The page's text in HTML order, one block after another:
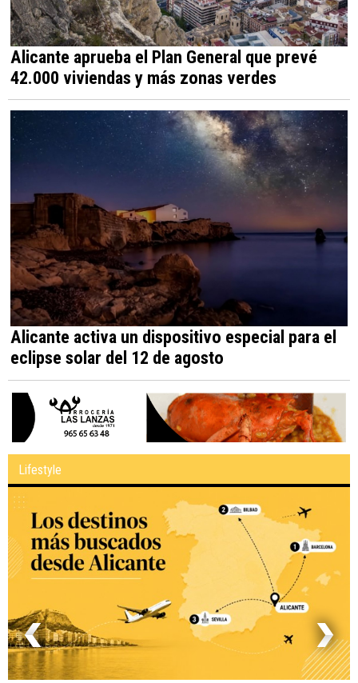
Alicante aprueba el Plan General que prevé
42.000 viviendas y más zonas verdes
Alicante activa un dispositivo especial para el
eclipse solar del 12 de agosto
Lifestyle